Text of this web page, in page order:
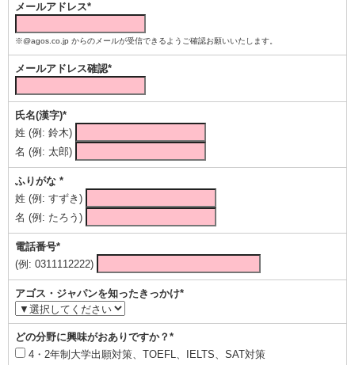
メールアドレス*
※@agos.co.jp からのメールが受信できるようご確認お願いいたします。
メールアドレス確認*
氏名(漢字)*
姓 (例: 鈴木)
名 (例: 太郎)
ふりがな *
姓 (例: すずき)
名 (例: たろう)
電話番号*
(例: 0311112222)
アゴス・ジャパンを知ったきっかけ*
どの分野に興味がおありですか？*
4・2年制大学出願対策、TOEFL、IELTS、SAT対策